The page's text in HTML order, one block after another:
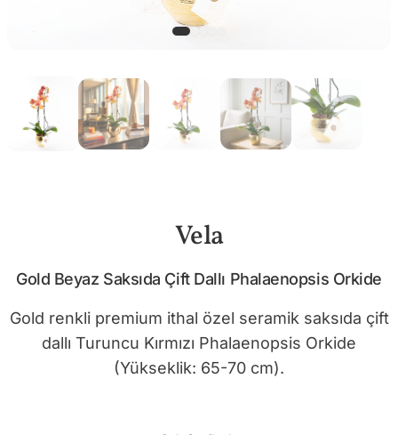
Vela
Gold Beyaz Saksıda Çift Dallı Phalaenopsis Orkide
Gold renkli premium ithal özel seramik saksıda çift
dallı Turuncu Kırmızı Phalaenopsis Orkide
(Yükseklik: 65-70 cm).